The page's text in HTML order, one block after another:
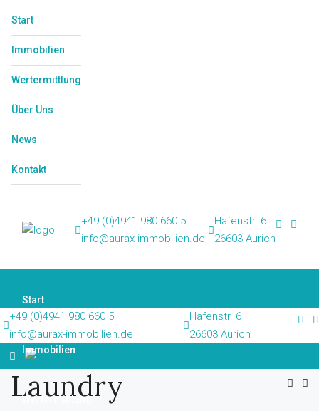
Start
Immobilien
Wertermittlung
Über Uns
News
Kontakt
+49 (0)4941 980 660 5
info@aurax-immobilien.de
Hafenstr. 6
26603 Aurich
Start
Immobilien
Wertermittlung
+49 (0)4941 980 660 5
info@aurax-immobilien.de
Hafenstr. 6
26603 Aurich
Laundry